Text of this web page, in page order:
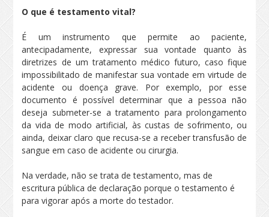
O que é testamento vital?
É um instrumento que permite ao paciente,
antecipadamente, expressar sua vontade quanto às
diretrizes de um tratamento médico futuro, caso fique
impossibilitado de manifestar sua vontade em virtude de
acidente ou doença grave. Por exemplo, por esse
documento é possível determinar que a pessoa não
deseja submeter-se a tratamento para prolongamento
da vida de modo artificial, às custas de sofrimento, ou
ainda, deixar claro que recusa-se a receber transfusão de
sangue em caso de acidente ou cirurgia.
Na verdade, não se trata de testamento, mas de
escritura pública de declaração porque o testamento é
para vigorar após a morte do testador.